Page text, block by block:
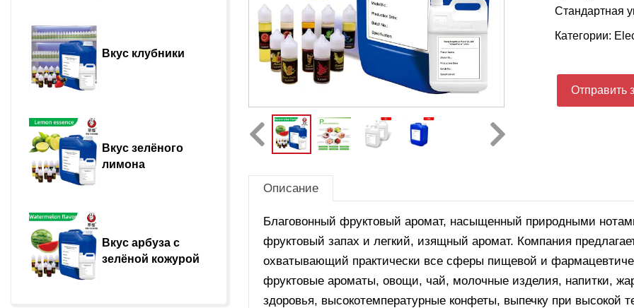
Вкус клубники
Вкус зелёного
лимона
Вкус арбуза с
зелёной кожурой
Стандартная
Категории:
Отправить
Описание
Благовонный фруктовый аромат, насыщенный природными
фруктовый запах и легкий, изящный аромат. Компания
охватывающий практически все сферы пищевой и
фруктовые ароматы, овощи, чай, молочные изделия, напитки,
здоровья, высокотемпературные конфеты, выпечку при высокой